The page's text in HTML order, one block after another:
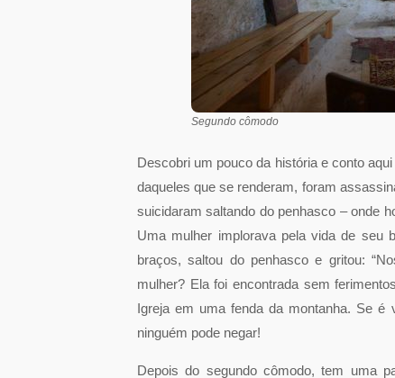
Segundo cômodo
Descobri um pouco da história e conto
daqueles que se renderam, foram
suicidaram saltando do penhasco – onde
Uma mulher implorava pela vida de seu
braços, saltou do penhasco e gritou:
mulher? Ela foi encontrada sem
Igreja em uma fenda da montanha. Se é
ninguém pode negar!
Depois do segundo cômodo, tem uma